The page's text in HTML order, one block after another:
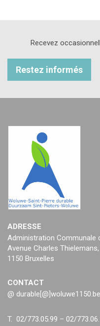
Recevez
Restez informés
ADRESSE
Administration Communale
Avenue Charles
1150 Bruxelles
CONTACT
@ durable[@]woluwe1150.be
T. 02/773.05.99 – 02/